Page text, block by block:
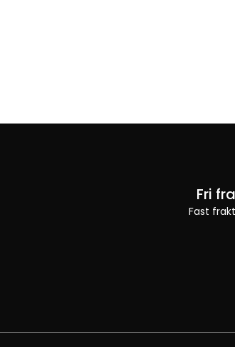
Fri
Fast